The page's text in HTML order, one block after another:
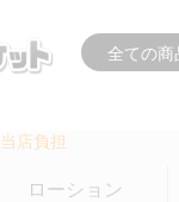
店負担
ローション